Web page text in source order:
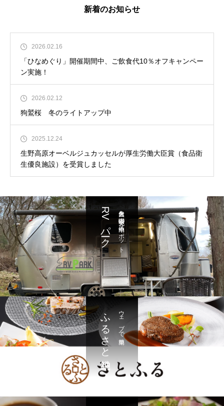
新着のお知らせ
2026.02.16
「ひなめぐり」開催期間中、ご飲食代10％オフキャンペー
ン実施！
2026.02.12
狗鷲桜 冬のライトアップ中
2025.12.24
生野高原オーベルジュカッセルが厚生労働大臣賞（食品衛
生優良施設）を受賞しました
大自然を満喫 充実の車中泊スポット
RVパーク
ウェブで簡単
ふるさと納税